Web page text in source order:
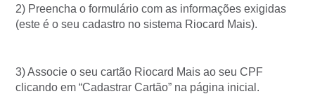
2) Preencha o formulário com as informações exigidas
(este é o seu cadastro no sistema Riocard Mais).
3) Associe o seu cartão Riocard Mais ao seu CPF
clicando em “Cadastrar Cartão” na página inicial.